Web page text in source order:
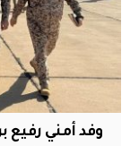
وفد أمني رفيع